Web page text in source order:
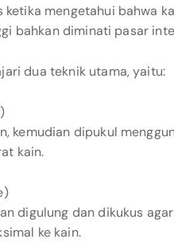
ketika mengetahui bahwa
bahkan diminati pasar
dua teknik utama, yaitu:
kemudian dipukul
kain.
digulung dan dikukus
ke kain.